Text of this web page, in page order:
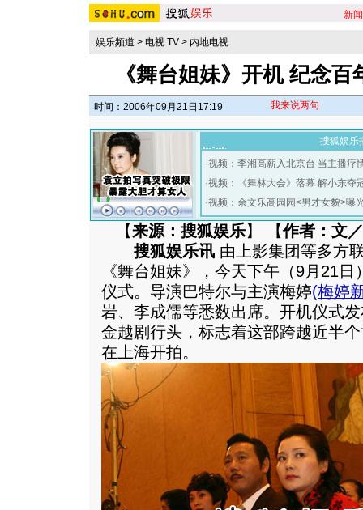
新闻
娱乐频道 > 电视 TV > 内地电视
《舞台姐妹》开机 纪念
时间：2006年09月21日17:19 我来说两句
搜狐娱乐
·视频：李湘高薪入北京台 当主播疗
·视频：《舞林大会》落幕 解小东夺
·视频：余文乐高园园<男才女貌>曝
【来源：搜狐娱乐】 【作者：文
搜狐娱乐讯 由上影集团等多方
《舞台姐妹》，今天下午（9月21日
仪式。导演巴特尔与主演梅婷(梅婷
岩、李成儒等悉数出席。开机仪式
金越剧行头，标志着这部跨越近半
在上海开拍。